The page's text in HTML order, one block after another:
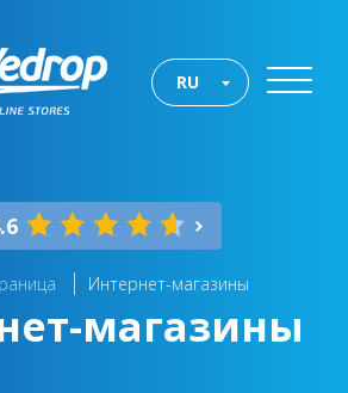
RU
Интернет-магазины
магазины